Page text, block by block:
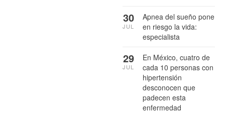
Apnea del sueño pone
en riesgo la vida:
especialista
30
JUL
En México, cuatro de
cada 10 personas con
hipertensión
desconocen que
padecen esta
enfermedad
29
JUL